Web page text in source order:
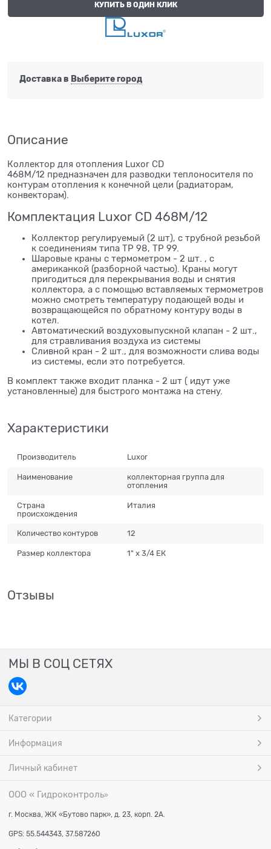
КУПИТЬ В ОДИН КЛИК
Доставка в Выберите город
Описание
Коллектор для отопления Luxor CD
468M/12 предназначен для разводки теплоносителя по
контурам отопления к конечной цели (радиаторам,
конвекторам).
Комплектация Luxor CD 468M/12
Коллектор регулируемый (2 шт), с трубной резьбой
к соединениям типа ТР 98, ТР 99.
Шаровые краны с термометром - 2 шт. , с
американкой (разборной частью). Краны могут
пригодиться для перекрывания воды и снятия
коллектора, а с помощью вставляемых термометров
можно смотреть температуру подающей воды и
возвращающейся по обратному контуру воды в
котел.
Автоматический воздуховыпускной клапан - 2 шт.,
для стравливания воздуха из системы
Сливной кран - 2 шт., для возможности слива воды
из системы, если это потребуется.
В комплект также входит планка - 2 шт ( идут уже
установленные) для быстрого монтажа на стену.
Характеристики
Производитель Luxor
Наименование
коллекторная группа для
отопления
Страна
происхождения
Италия
Количество контуров 12
Размер коллектора 1" х 3/4 ЕК
Отзывы
МЫ В СОЦ СЕТЯХ
Категории
Информация
Личный кабинет
ООО « Гидроконтроль»
г. Москва, ЖК «Бутово парк», д. 23, корп. 2А.
GPS: 55.544343, 37.587260